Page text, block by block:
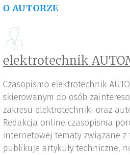
O AUTORZE
elektrotechnik
Czasopismo elektrotechnik
skierowanym do osób
zakresu elektrotechniki oraz
Redakcja online czasopisma
internetowej tematy związane z
publikuje artykuły techniczne,